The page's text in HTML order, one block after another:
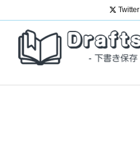
Twitter